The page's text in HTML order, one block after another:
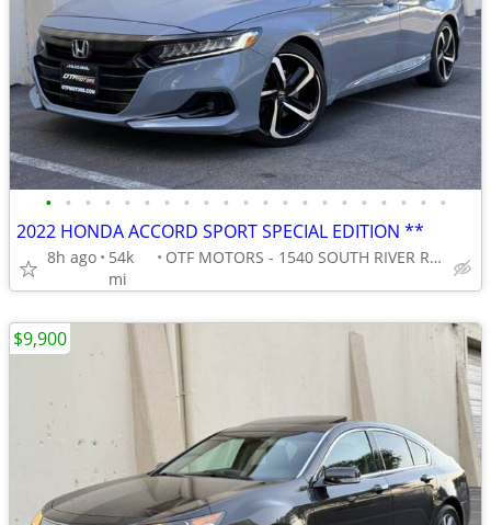
• • • • • • • • • • • • • • • • • • • • •
2022 HONDA ACCORD SPORT SPECIAL EDITION **
8h ago
54k
mi
OTF MOTORS - 1540 SOUTH RIVER ROAD
$9,900